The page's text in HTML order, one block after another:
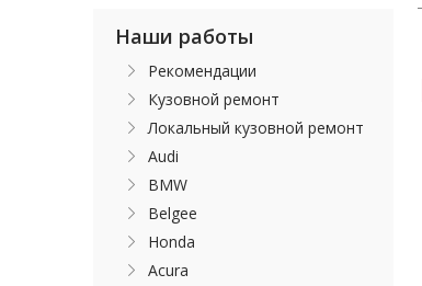
Наши работы
Рекомендации
Кузовной ремонт
Локальный кузовной ремонт
Audi
BMW
Belgee
Honda
Acura